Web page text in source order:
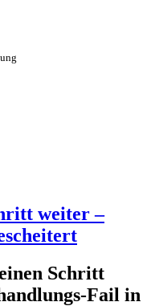
weiter –
Schritt
Fail in